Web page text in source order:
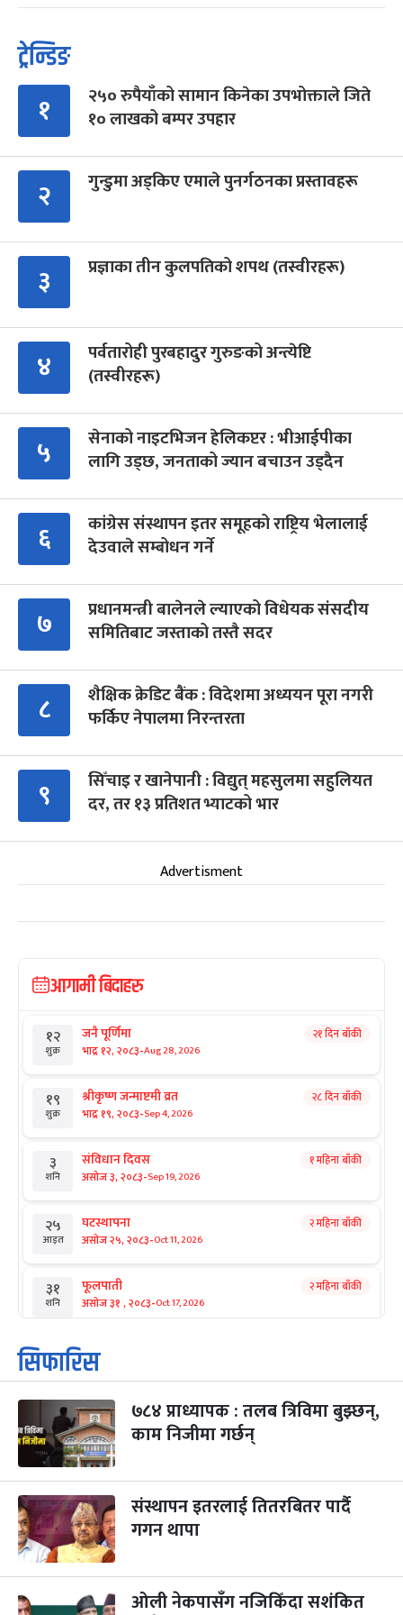
ट्रेन्डिङ
१
२५० रुपैयाँको सामान किनेका उपभोक्ताले जिते
१० लाखको बम्पर उपहार
२ गुन्डुमा अड्किए एमाले पुनर्गठनका प्रस्तावहरू
३ प्रज्ञाका तीन कुलपतिको शपथ (तस्वीरहरू)
४
पर्वतारोही पुरबहादुर गुरुङको अन्त्येष्टि
(तस्वीरहरू)
५
सेनाको नाइटभिजन हेलिकप्टर : भीआईपीका
लागि उड्छ, जनताको ज्यान बचाउन उड्दैन
६
कांग्रेस संस्थापन इतर समूहको राष्ट्रिय भेलालाई
देउवाले सम्बोधन गर्ने
७
प्रधानमन्त्री बालेनले ल्याएको विधेयक संसदीय
समितिबाट जस्ताको तस्तै सदर
८
शैक्षिक क्रेडिट बैंक : विदेशमा अध्ययन पूरा नगरी
फर्किए नेपालमा निरन्तरता
९
सिँचाइ र खानेपानी : विद्युत् महसुलमा सहुलियत
दर, तर १३ प्रतिशत भ्याटको भार
Advertisment
आगामी बिदाहरु
१२
शुक्र
जनै पूर्णिमा
भाद्र १२, २०८३-Aug 28, 2026
२१ दिन बाँकी
१९
शुक्र
श्रीकृष्ण जन्माष्टमी व्रत
भाद्र १९, २०८३-Sep 4, 2026
२८ दिन बाँकी
३
शनि
संविधान दिवस
असोज ३, २०८३-Sep 19, 2026
१ महिना बाँकी
२५
आइत
घटस्थापना
असोज २५, २०८३-Oct 11, 2026
२ महिना बाँकी
३१
शनि
फूलपाती
असोज ३१ , २०८३-Oct 17, 2026
२ महिना बाँकी
१
आइत
कार्तिक सङ्क्रान्ति
कार्तिक १, २०८३
३
मंगल
महानवमी
कार्तिक ३, २०८३-Oct 20, 2026
२ महिना बाँकी
४
बुध कार्तिक ४, २०८३
५
बिहि
पापा‌ङ्कुशा एकादशी व्रत
कार्तिक ५, २०८३
२२ कुकुर तिहार ३ महिना बाँकी
सिफारिस
७८४ प्राध्यापक : तलब त्रिविमा बुझ्छन्,
काम निजीमा गर्छन्
संस्थापन इतरलाई तितरबितर पार्दै
गगन थापा
ओली नेकपासँग नजिकिँदा सशंकित